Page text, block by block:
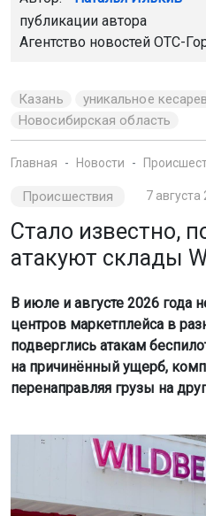
публикации автора
Агентство новостей ОТС-
Казань
уникальное
Новосибирская область
Главная Новости
Происшествия 7 августа
Стало известно,
атакуют склады
В июле и августе 2026 года
центров маркетплейса в
подверглись атакам
на причинённый ущерб,
перенаправляя грузы на